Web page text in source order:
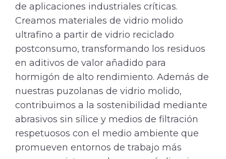
de aplicaciones industriales críticas.
Creamos materiales de vidrio molido
ultrafino a partir de vidrio reciclado
postconsumo, transformando los residuos
en aditivos de valor añadido para
hormigón de alto rendimiento. Además de
nuestras puzolanas de vidrio molido,
contribuimos a la sostenibilidad mediante
abrasivos sin sílice y medios de filtración
respetuosos con el medio ambiente que
promueven entornos de trabajo más